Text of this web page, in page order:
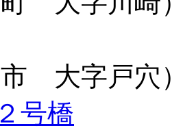
市 大字戸穴）
号橋